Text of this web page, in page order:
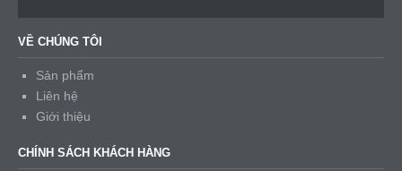
VỀ CHÚNG TÔI
Sản phẩm
Liên hệ
Giới thiệu
CHÍNH SÁCH KHÁCH HÀNG